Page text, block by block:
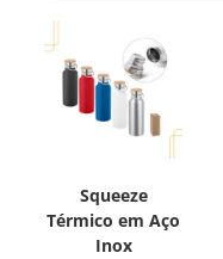
Squeeze
Térmico em Aço
Inox